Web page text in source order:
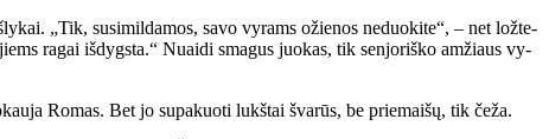
„Tik, su­si­mil­da­mos, sa­vo vy­rams ožie­nos ne­duo­ki­te“, – net lož­te­
ra­gai iš­dygs­ta.“ Nu­ai­di sma­gus juo­kas, tik sen­jo­riš­ko am­žiaus vy­
Ro­mas. Bet jo su­pa­kuo­ti lukš­tai šva­rūs, be prie­mai­šų, tik če­ža.